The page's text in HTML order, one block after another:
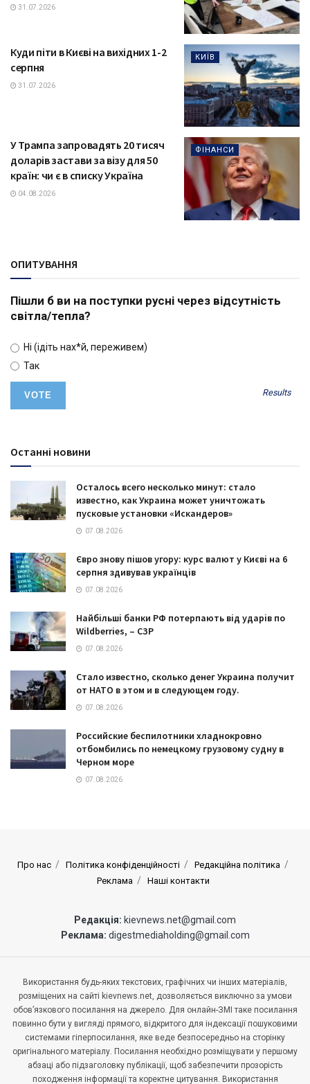
31.07.2026
КИЇВ
Куди піти в Києві на вихідних 1-2
серпня
31.07.2026
ФІНАНСИ
У Трампа запровадять 20 тисяч
доларів застави за візу для 50
країн: чи є в списку Україна
04.08.2026
ОПИТУВАННЯ
Пішли б ви на поступки русні через відсутність
світла/тепла?
Ні (ідіть нах*й, переживем)
Так
Results
Останні новини
Осталось всего несколько минут: стало
известно, как Украина может уничтожать
пусковые установки «Искандеров»
07.08.2026
Євро знову пішов угору: курс валют у Києві на 6
серпня здивував українців
07.08.2026
Найбільші банки РФ потерпають від ударів по
Wildberries, – СЗР
07.08.2026
Стало известно, сколько денег Украина получит
от НАТО в этом и в следующем году.
07.08.2026
Российские беспилотники хладнокровно
отбомбились по немецкому грузовому судну в
Черном море
07.08.2026
Про нас Політика конфіденційності
Редакційна політика
Реклама
Наші контакти
Редакція: kievnews.net@gmail.com
Реклама: digestmediaholding@gmail.com
Використання будь-яких текстових, графічних чи інших матеріалів,
розміщених на сайті kievnews.net, дозволяється виключно за умови
обов’язкового посилання на джерело. Для онлайн-ЗМІ таке посилання
повинно бути у вигляді прямого, відкритого для індексації пошуковими
системами гіперпосилання, яке веде безпосередньо на сторінку
оригінального матеріалу. Посилання необхідно розміщувати у першому
абзаці або підзаголовку публікації, щоб забезпечити прозорість
походження інформації та коректне цитування. Використання